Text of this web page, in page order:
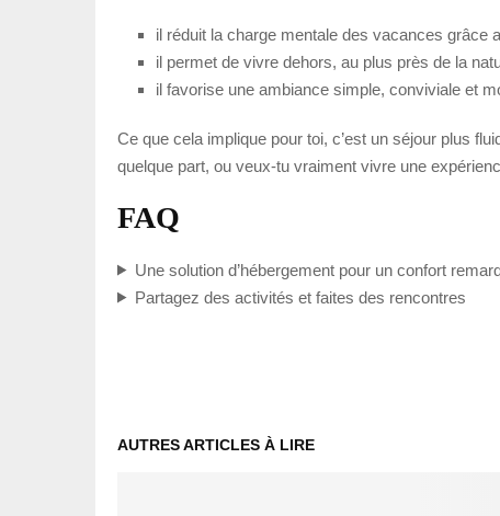
il réduit la charge mentale des vacances grâce
il permet de vivre dehors, au plus près de la
il favorise une ambiance simple, conviviale et
Ce que cela implique pour toi, c’est un séjour plus
quelque part, ou veux-tu vraiment vivre une
FAQ
Une solution d’hébergement pour un confort
Partagez des activités et faites des rencontres
AUTRES ARTICLES À LIRE